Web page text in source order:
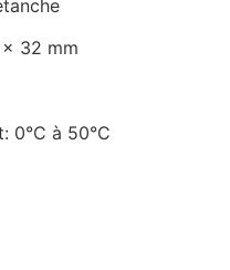
32 mm
0°C à 50°C